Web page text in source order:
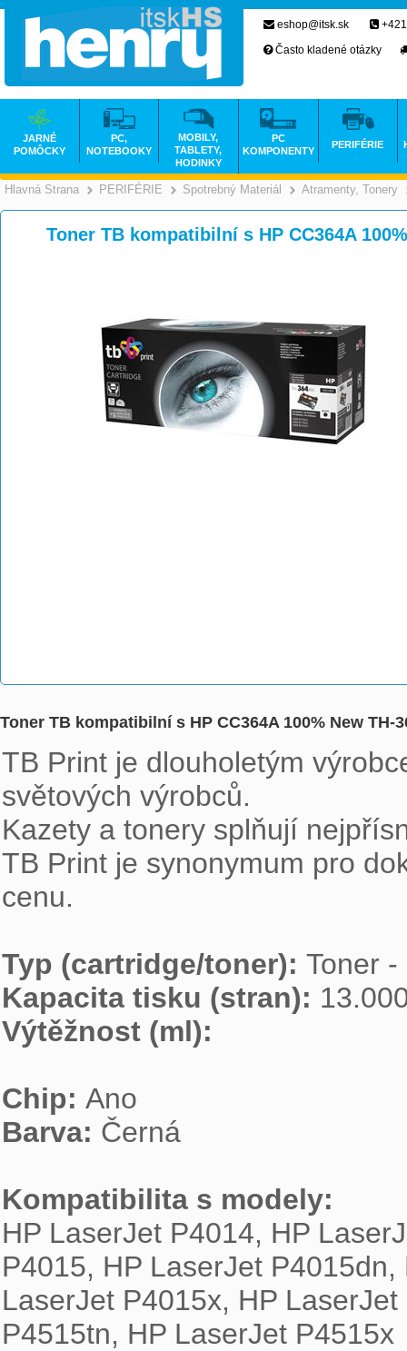
Hlavná Strana >
PERIFÉRIE >
Spotrebný Materiál >
Atramenty, Tonery
Toner TB kompatibilní s HP CC364A
Toner TB kompatibilní s HP CC364A 100% New TH-
TB Print je dlouholetým
světových výrobců.
Kazety a tonery splňují
TB Print je synonymum pro
cenu.
Typ (cartridge/toner):
Kapacita tisku (stran):
Výtěžnost (ml):
Chip:
Barva: Černá
Kompatibilita s modely:
HP LaserJet P4014, HP
P4015, HP LaserJet
LaserJet P4015x, HP
P4515tn, HP LaserJet P4515x
eshop@itsk.sk
Často kladené otázky
JARNÉ
POMÔCKY
PC,
NOTEBOOKY
MOBILY,
TABLETY,
HODINKY
PC
KOMPONENTY
PERIFÉRIE